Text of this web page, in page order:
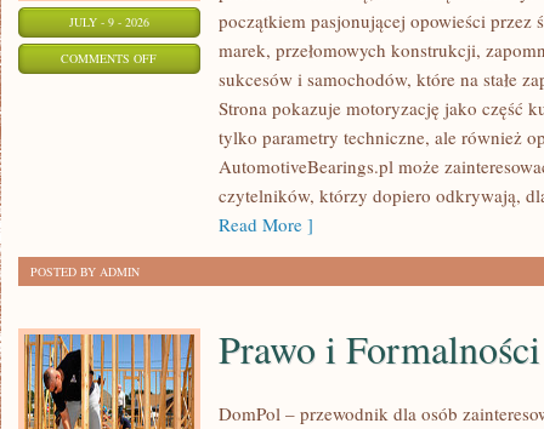
JULY - 9 - 2026
COMMENTS OFFON
WYDARZENIA
SPOTKANIA
KLASYKÓW
początkiem pasjonującej opowieści przez
marek, przełomowych konstrukcji,
sukcesów i samochodów, które na stałe
Strona pokazuje motoryzację jako część
tylko parametry techniczne, ale również
AutomotiveBearings.pl może
czytelników, którzy dopiero odkrywają,
Read More ]
POSTED BY ADMIN
Prawo i Formalności
DomPol – przewodnik dla osób